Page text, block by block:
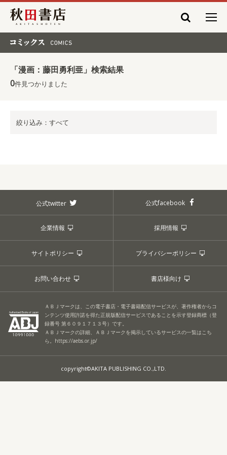
秋田書店
「漫画：藤田勇利亜」検索結果
0件見つかりました
絞り込み：すべて
公式twitter 公式facebook
企業情報 採用情報
サイトポリシー プライバシーポリシー
お問い合わせ 書店様向け
ＡＢＪマークは、この電子書店・電子書籍配信サービスが、著作権者からコ
ンテンツ使用許諾を得た正規版配信サービスであることを示す登録商標（登
録番号 第６０９１７１３号）です。
ＡＢＪマークの詳細、ＡＢＪマークを掲示しているサービスの一覧はこち
ら。 https://aebs.or.jp/
copyright©AKITA PUBLISHING CO.,LTD.